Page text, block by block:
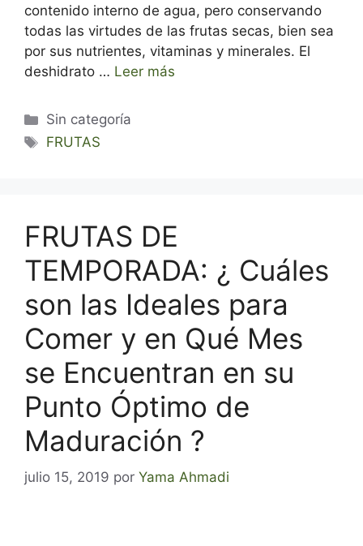
contenido interno de agua, pero conservando
todas las virtudes de las frutas secas, bien sea
por sus nutrientes, vitaminas y minerales. El
deshidrato … Leer más
Categorías
Sin categoría
Etiquetas
FRUTAS
FRUTAS DE
TEMPORADA: ¿ Cuáles
son las Ideales para
Comer y en Qué Mes
se Encuentran en su
Punto Óptimo de
Maduración ?
julio 15, 2019 por Yama Ahmadi